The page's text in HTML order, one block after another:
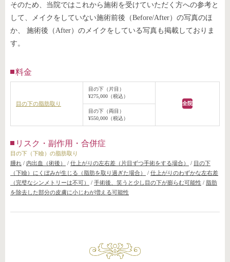
そのため、当院ではこれから施術を受けていただく方への参考と
して、メイクをしていない施術前後（Before/After）の写真のほ
か、 施術後（After）のメイクをしている写真も掲載しておりま
す。
料金
目の下の脂肪取り
目の下（片目）
¥275,000（税込）
全院
目の下（両目）
¥550,000（税込）
リスク・副作用・合併症
目の下（下瞼）の脂肪取り
腫れ / 内出血（術後） / 仕上がりの左右差（片目ずつ手術をする場合） / 目の下
（下瞼）にくぼみが生じる（脂肪を取り過ぎた場合）
/ 仕上がりのわずかな左右差
（完璧なシンメトリーは不可）
/ 手術後、笑うと少し目の下が膨らむ可能性 / 脂肪
を除去した部分の皮膚に小じわが増える可能性